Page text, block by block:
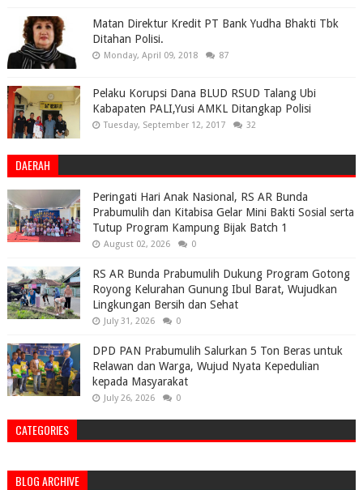
Matan Direktur Kredit PT Bank Yudha Bhakti Tbk
Ditahan Polisi.
Monday, April 09, 2018 87
Pelaku Korupsi Dana BLUD RSUD Talang Ubi
Kabapaten PALI,Yusi AMKL Ditangkap Polisi
Tuesday, September 12, 2017 32
DAERAH
Peringati Hari Anak Nasional, RS AR Bunda
Prabumulih dan Kitabisa Gelar Mini Bakti Sosial serta
Tutup Program Kampung Bijak Batch 1
August 02, 2026 0
RS AR Bunda Prabumulih Dukung Program Gotong
Royong Kelurahan Gunung Ibul Barat, Wujudkan
Lingkungan Bersih dan Sehat
July 31, 2026 0
DPD PAN Prabumulih Salurkan 5 Ton Beras untuk
Relawan dan Warga, Wujud Nyata Kepedulian
kepada Masyarakat
July 26, 2026 0
CATEGORIES
BLOG ARCHIVE